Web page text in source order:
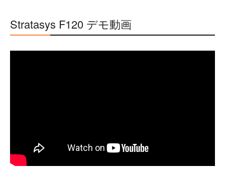
Stratasys F120 デモ動画